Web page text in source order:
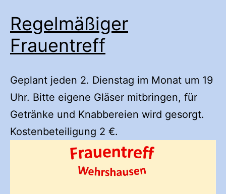
Regelmäßiger
Frauentreff
Geplant jeden 2. Dienstag im Monat um 19
Uhr. Bitte eigene Gläser mitbringen, für
Getränke und Knabbereien wird gesorgt.
Kostenbeteiligung 2 €.